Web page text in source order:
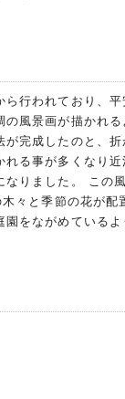
行われており、
風景画が描かれる
完成したのと、
る事が多くなり近
りました。 この
々と季節の花が配
をながめている